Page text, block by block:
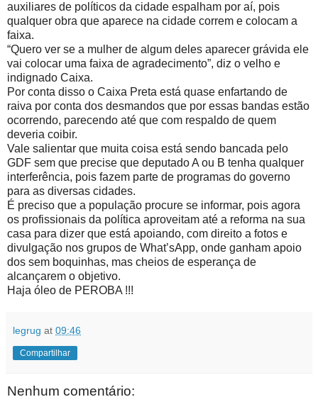
auxiliares de políticos da cidade espalham por aí, pois
qualquer obra que aparece na cidade correm e colocam a
faixa.
“Quero ver se a mulher de algum deles aparecer grávida ele
vai colocar uma faixa de agradecimento”, diz o velho e
indignado Caixa.
Por conta disso o Caixa Preta está quase enfartando de
raiva por conta dos desmandos que por essas bandas estão
ocorrendo, parecendo até que com respaldo de quem
deveria coibir.
Vale salientar que muita coisa está sendo bancada pelo
GDF sem que precise que deputado A ou B tenha qualquer
interferência, pois fazem parte de programas do governo
para as diversas cidades.
É preciso que a população procure se informar, pois agora
os profissionais da política aproveitam até a reforma na sua
casa para dizer que está apoiando, com direito a fotos e
divulgação nos grupos de What’sApp, onde ganham apoio
dos sem boquinhas, mas cheios de esperança de
alcançarem o objetivo.
Haja óleo de PEROBA !!!
legrug at 09:46
Compartilhar
Nenhum comentário: